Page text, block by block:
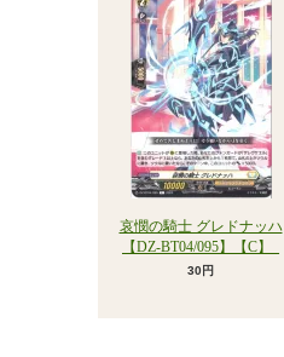
哀憫の騎士 グレドナッハ
【DZ-BT04/095】【C】_
30円